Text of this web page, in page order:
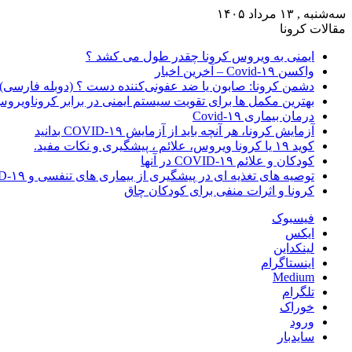
سه‌شنبه , ۱۳ مرداد ۱۴۰۵
مقالات کرونا
ایمنی به ویروس کرونا چقدر طول می کشد ؟
واکسن Covid-۱۹ – آخرین اخبار
دشمن کرونا: صابون یا ضد عفونی‌کننده دست ؟ (دوبله فارسی)
بهترین مکمل ها برای تقویت سیستم ایمنی در برابر
درمان بیماری Covid-۱۹
آزمایش کرونا، هر آنچه باید از آزمایش COVID-۱۹ بدانید
کوید ۱۹ یا کرونا ویروس، علائم ، پیشگیری و نکات مفید.
کودکان و علائم COVID-۱۹ در آنها
توصیه های تغذیه ای در پیشگیری از بیماری های تنفسی و COVID-۱۹
کرونا و اثرات منفی برای کودکان چاق
فیسبوک
ایکس
لینکداین
اینستاگرام
Medium
تلگرام
خوراک
ورود
سایدبار